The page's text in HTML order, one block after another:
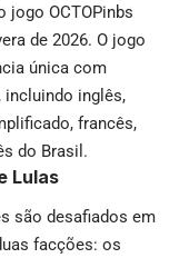
jogo OCTOPinbs
de 2026. O jogo
única com
incluindo inglês,
francês,
do Brasil.
Lulas
são desafiados em
facções: os